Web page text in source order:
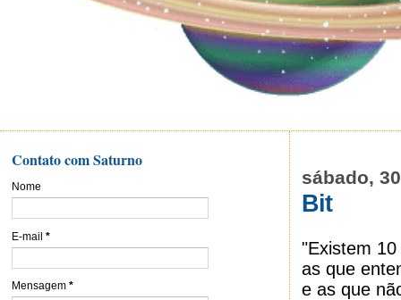
sábado,
Bit
"Existem
as que
e as que
Contato com Saturno
Nome
E-mail *
Mensagem *